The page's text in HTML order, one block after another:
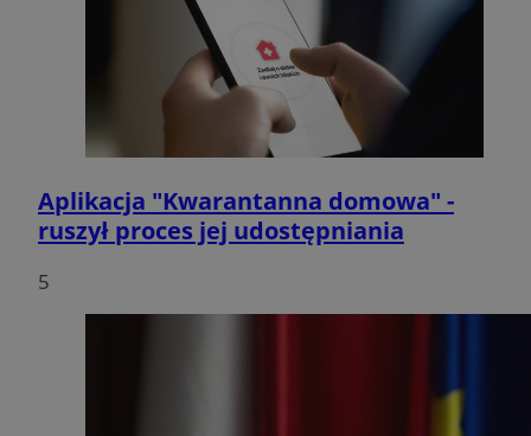
Aplikacja "Kwarantanna domowa" -
ruszył proces jej udostępniania
5